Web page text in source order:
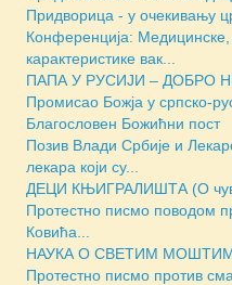
Придворица - у очекивању
Конференција:
карактеристике вак...
ПАПА У РУСИЈИ – ДОБРО
Промисао Божја у српско-
Благословен Божићни пост
Позив Влади Србије и
лекара који су...
ДЕЦИ КЊИГРАЛИШТА (О
Протестно писмо поводом
Ковића...
НАУКА О СВЕТИМ
Протестно писмо против